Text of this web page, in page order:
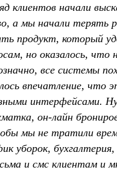
клиентов начали
а мы начали терять
продукт, который
но оказалось, что
все системы
впечатление,
интерфейсами.
он-лайн
мы не тратили
уборок,
и смс клиентам и